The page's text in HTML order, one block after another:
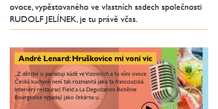
ovoce, vypěstovaného ve vlastních sadech společnosti
RUDOLF JELÍNEK, je tu právě včas.
André Lenard: Hruškovice mi voní víc
„Z dětství si pamatuji kádě ve Vizovicích a tu vůni ovoce.
Česká kuchyně není tak rozmanitá jako ta francouzská.
Interiéry restaurací Field a La Degustation Bohême
Bourgeoise vypadají jako čekárna u...